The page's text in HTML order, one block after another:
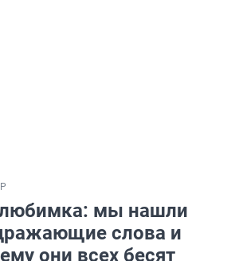
любимка: мы нашли
слова и
они всех бесят